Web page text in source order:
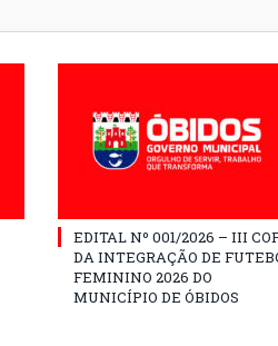
EDITAL Nº 001/2026 – III
DA INTEGRAÇÃO DE
FEMININO 2026 DO
MUNICÍPIO DE ÓBIDOS